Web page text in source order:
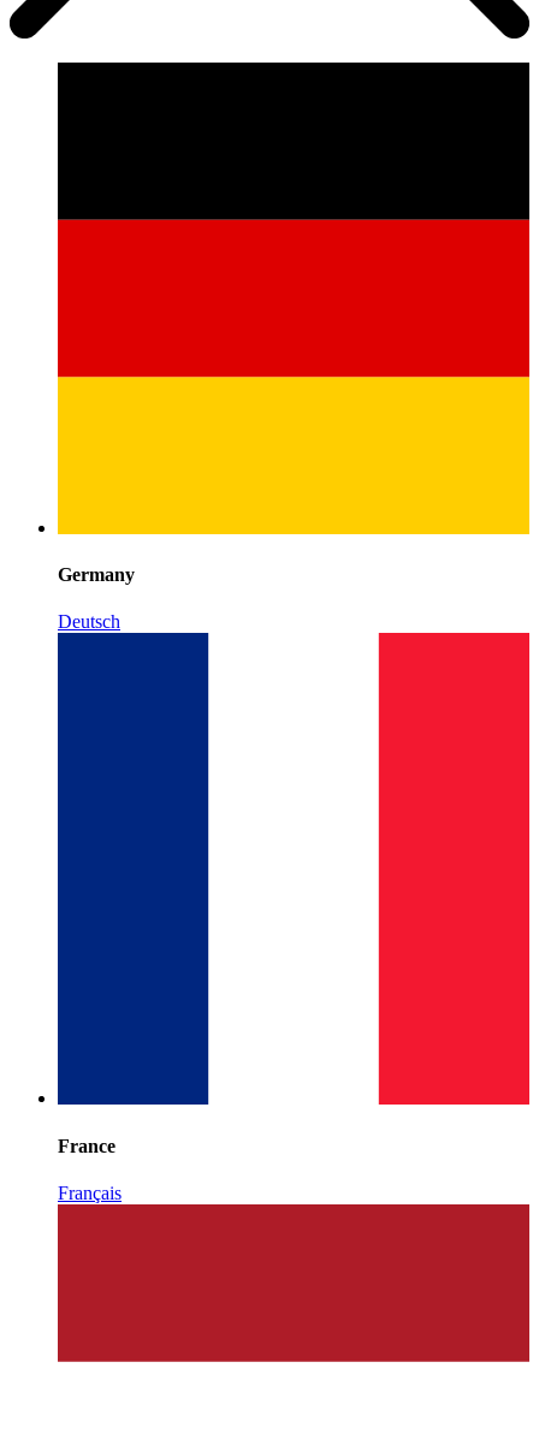
Germany
Deutsch
France
Français